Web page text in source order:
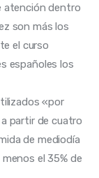
atención dentro
son más los
el curso
españoles los
«por
partir de cuatro
de mediodía
el 35% de